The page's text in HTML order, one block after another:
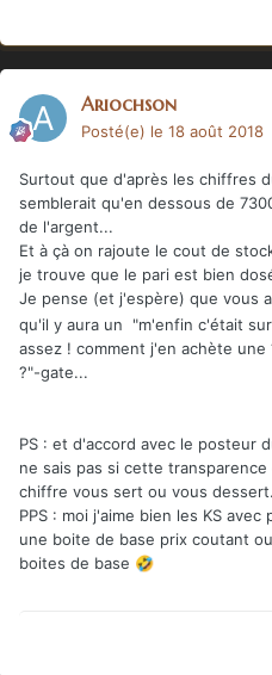
Ariochson
Posté(e) le 18 août 2018
Surtout que d'après les chiffres
semblerait qu'en dessous de
de l'argent...
Et à çà on rajoute le cout de
je trouve que le pari est bien
Je pense (et j'espère) que vous
qu'il y aura un "m'enfin c'était
assez ! comment j'en achète
?"-gate...
PS : et d'accord avec le posteur
ne sais pas si cette
chiffre vous sert ou vous
PPS : moi j'aime bien les KS
une boite de base prix coutant
boites de base 🤣